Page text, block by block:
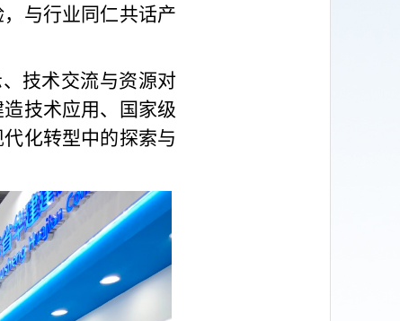
与行业同仁共话产
技术交流与资源对
技术应用、国家级
化转型中的探索与